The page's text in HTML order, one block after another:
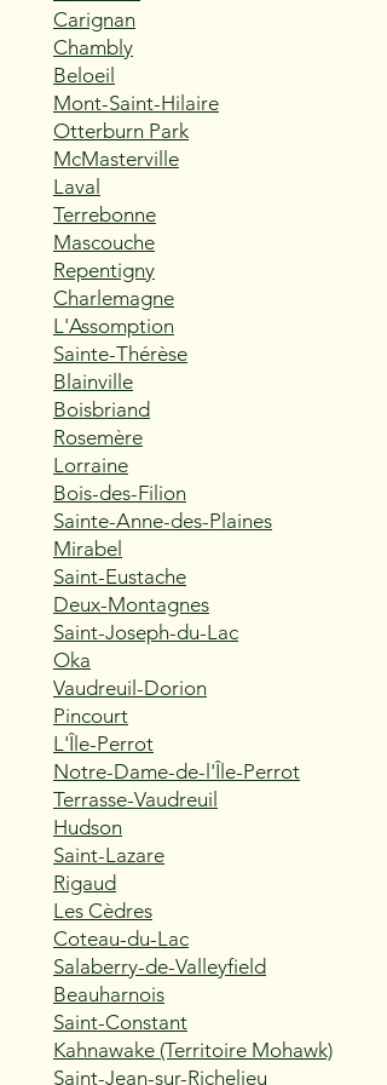
Carignan
Chambly
Beloeil
Mont-Saint-Hilaire
Otterburn Park
McMasterville
Laval
Terrebonne
Mascouche
Repentigny
Charlemagne
L'Assomption
Sainte-Thérèse
Blainville
Boisbriand
Rosemère
Lorraine
Bois-des-Filion
Sainte-Anne-des-Plaines
Mirabel
Saint-Eustache
Deux-Montagnes
Saint-Joseph-du-Lac
Oka
Vaudreuil-Dorion
Pincourt
L'Île-Perrot
Notre-Dame-de-l'Île-Perrot
Terrasse-Vaudreuil
Hudson
Saint-Lazare
Rigaud
Les Cèdres
Coteau-du-Lac
Salaberry-de-Valleyfield
Beauharnois
Saint-Constant
Kahnawake (Territoire Mohawk)
Saint-Jean-sur-Richelieu